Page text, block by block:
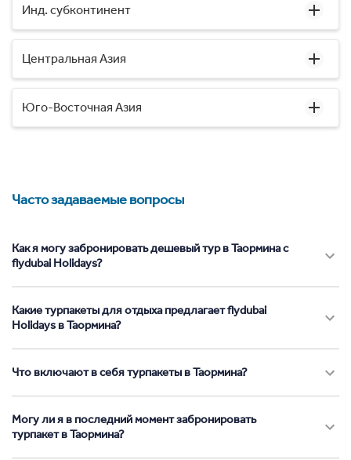
Инд. субконтинент
Центральная Азия
Юго-Восточная Азия
Часто задаваемые вопросы
Как я могу забронировать дешевый тур в Таормина с
flydubai Holidays?
Какие турпакеты для отдыха предлагает flydubai
Holidays в Таормина?
Что включают в себя турпакеты в Таормина?
Могу ли я в последний момент забронировать
турпакет в Таормина?